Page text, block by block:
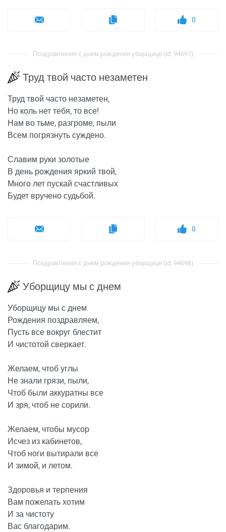
0
Поздравления с днем рождения уборщице (id: 94697)
Труд твой часто незаметен
Труд твой часто незаметен,
Но коль нет тебя, то все!
Нам во тьме, разгроме, пыли
Всем погрязнуть суждено.
Славим руки золотые
В день рождения яркий твой,
Много лет пускай счастливых
Будет вручено судьбой.
0
Поздравления с днем рождения уборщице (id: 94698)
Уборщицу мы с днем
Уборщицу мы с днем
Рождения поздравляем,
Пусть все вокруг блестит
И чистотой сверкает.
Желаем, чтоб углы
Не знали грязи, пыли,
Чтоб были аккуратны все
И зря, чтоб не сорили.
Желаем, чтобы мусор
Исчез из кабинетов,
Чтоб ноги вытирали все
И зимой, и летом.
Здоровья и терпения
Вам пожелать хотим
И за чистоту
Вас благодарим.